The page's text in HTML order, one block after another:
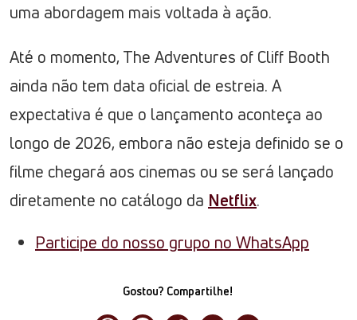
uma abordagem mais voltada à ação.
Até o momento, The Adventures of Cliff Booth
ainda não tem data oficial de estreia. A
expectativa é que o lançamento aconteça ao
longo de 2026, embora não esteja definido se o
filme chegará aos cinemas ou se será lançado
diretamente no catálogo da Netflix.
Participe do nosso grupo no WhatsApp
Gostou? Compartilhe!